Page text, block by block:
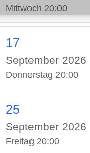
Mittwoch 20:00
17
September 2026
Donnerstag 20:00
25
September 2026
Freitag 20:00